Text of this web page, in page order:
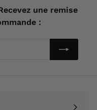
€
une remise
: